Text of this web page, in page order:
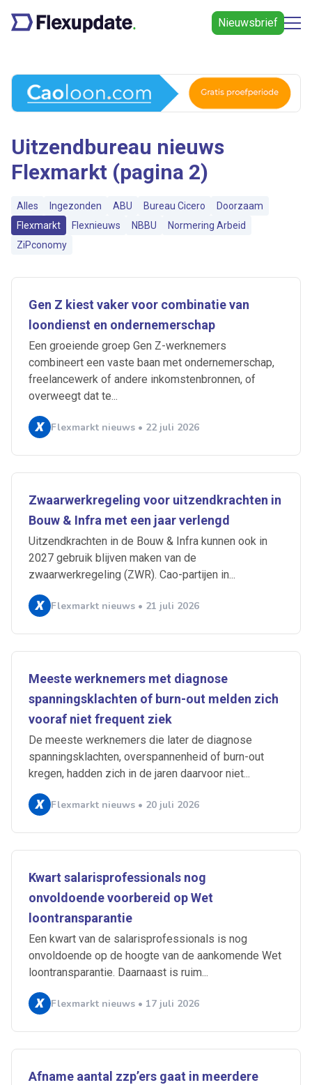
Nieuwsbrief
Uitzendbureau nieuws
Flexmarkt (pagina 2)
Alles Ingezonden ABU Bureau Cicero
Doorzaam
Flexmarkt
Flexnieuws NBBU
Normering Arbeid
ZiPconomy
Gen Z kiest vaker voor combinatie van
loondienst en ondernemerschap
Een groeiende groep Gen Z-werknemers
combineert een vaste baan met ondernemerschap,
freelancewerk of andere inkomstenbronnen, of
overweegt dat te...
Flexmarkt nieuws • 22 juli 2026
Zwaarwerkregeling voor uitzendkrachten in
Bouw & Infra met een jaar verlengd
Uitzendkrachten in de Bouw & Infra kunnen ook in
2027 gebruik blijven maken van de
zwaarwerkregeling (ZWR). Cao-partijen in...
Flexmarkt nieuws • 21 juli 2026
Meeste werknemers met diagnose
spanningsklachten of burn-out melden zich
vooraf niet frequent ziek
De meeste werknemers die later de diagnose
spanningsklachten, overspannenheid of burn-out
kregen, hadden zich in de jaren daarvoor niet...
Flexmarkt nieuws • 20 juli 2026
Kwart salarisprofessionals nog
onvoldoende voorbereid op Wet
loontransparantie
Een kwart van de salarisprofessionals is nog
onvoldoende op de hoogte van de aankomende Wet
loontransparantie. Daarnaast is ruim...
Flexmarkt nieuws • 17 juli 2026
Afname aantal zzp’ers gaat in meerdere